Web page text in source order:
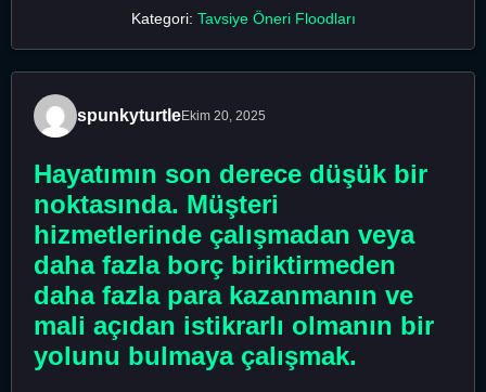
Kategori: Tavsiye Öneri Floodları
spunkyturtleEkim 20, 2025
Hayatımın son derece düşük bir
noktasında. Müşteri
hizmetlerinde çalışmadan veya
daha fazla borç biriktirmeden
daha fazla para kazanmanın ve
mali açıdan istikrarlı olmanın bir
yolunu bulmaya çalışmak.